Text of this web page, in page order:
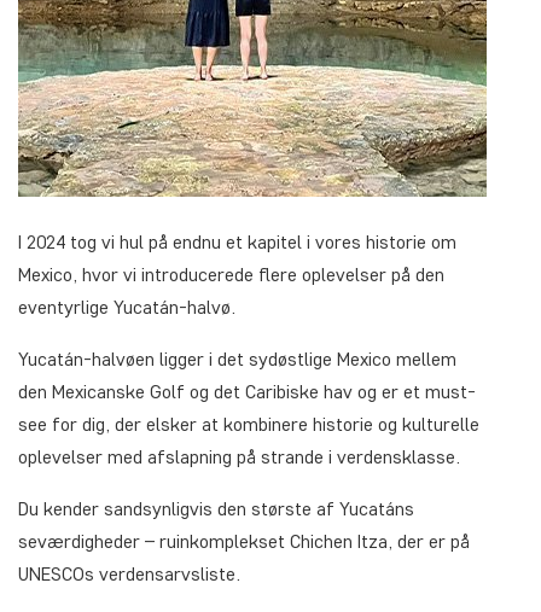
I 2024 tog vi hul på endnu et kapitel i vores historie om
Mexico, hvor vi introducerede flere oplevelser på den
eventyrlige Yucatán-halvø.
Yucatán-halvøen ligger i det sydøstlige Mexico mellem
den Mexicanske Golf og det Caribiske hav og er et must-
see for dig, der elsker at kombinere historie og kulturelle
oplevelser med afslapning på strande i verdensklasse.
Du kender sandsynligvis den største af Yucatáns
seværdigheder – ruinkomplekset Chichen Itza, der er på
UNESCOs verdensarvsliste.